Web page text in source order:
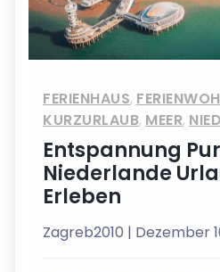
FERIENHAUS,
KURZURLAUB, MEER,
Entspannung
Niederlande
Erleben
Zagreb2010 | Dezember